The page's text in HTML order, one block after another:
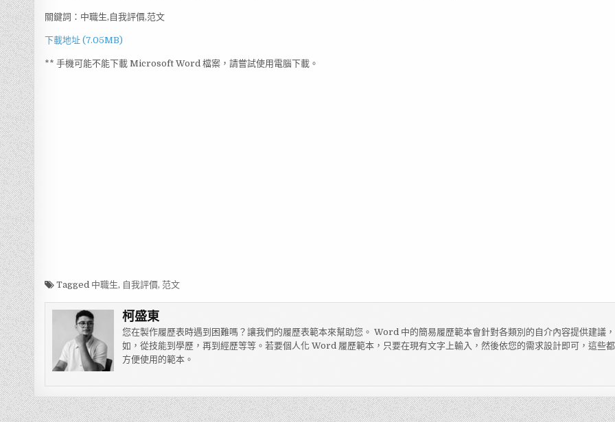
關鍵詞：中職生,自我評價,范文
下載地址 (7.05MB)
** 手機可能不能下載 Microsoft Word 檔案，請嘗試使用電腦下載。
Tagged 中職生, 自我評價,范文
柯盛東
您在製作履歷表時遇到困難嗎？讓我們的履歷表範本來幫助您。 Word 中的簡易履歷範本會針對各類別的自介內容提供建議
如，從技能到學歷，再到經歷等等。若要個人化 Word 履歷範本，只要在現有文字上輸入，然後依您的需求設計即可，這些
方便使用的範本。